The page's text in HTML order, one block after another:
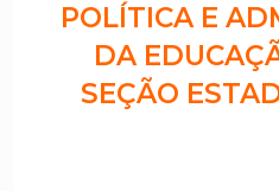
POLÍTICA E
DA
SEÇÃO